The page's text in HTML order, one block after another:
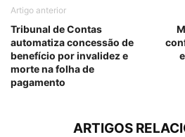
Artigo anterior
Tribunal de Contas
automatiza concessão de
benefício por invalidez e
morte na folha de
pagamento
ARTIGOS